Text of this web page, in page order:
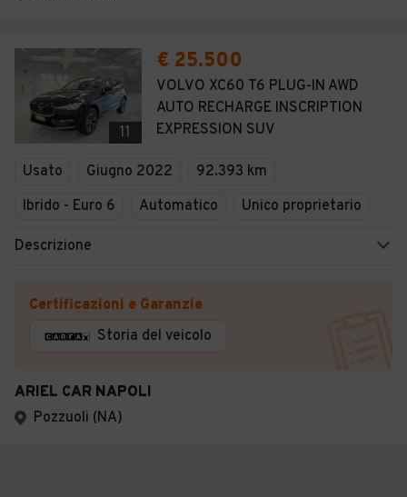
11
€ 25.500
VOLVO XC60 T6 PLUG-IN AWD
AUTO RECHARGE INSCRIPTION
EXPRESSION SUV
Usato Giugno 2022
92.393 km
Ibrido - Euro 6
Automatico Unico proprietario
Descrizione
Certificazioni e Garanzie
Storia del veicolo
ARIEL CAR NAPOLI
Pozzuoli (NA)